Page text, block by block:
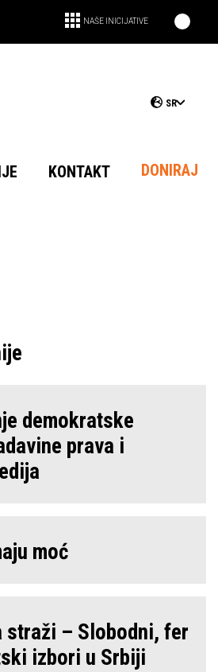
NAŠE INICIJATIVE
SR
KONTAKT DONIRAJ
demokratske
prava i
moć
straži – Slobodni, fer
izbori u Srbiji